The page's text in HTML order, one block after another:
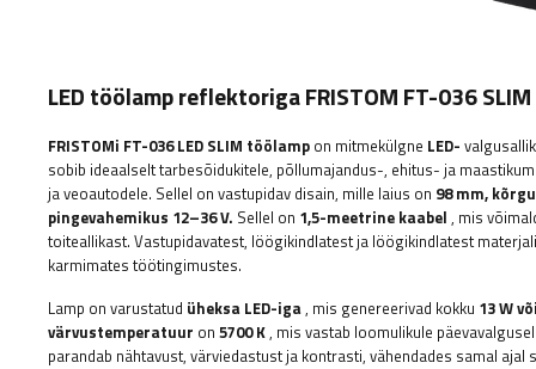
LED töölamp reflektoriga FRISTOM FT-036
FRISTOMi FT-036 LED SLIM töölamp on mitmekülgne LED-
sobib ideaalselt tarbesõidukitele, põllumajandus-, ehitus- ja
ja veoautodele. Sellel on vastupidav disain, mille laius on 98 mm,
pingevahemikus 12–36 V. Sellel on 1,5-meetrine kaabel , mis
toiteallikast. Vastupidavatest, löögikindlatest ja löögikindlatest
karmimates töötingimustes.
Lamp on varustatud üheksa LED-iga, mis genereerivad kokku 13 W
värvustemperatuur on 5700 K, mis vastab loomulikule
parandab nähtavust, värviedastust ja kontrasti, vähendades samal